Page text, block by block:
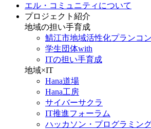
エル・コミュニティについて
プロジェクト紹介
地域の担い手育成
鯖江市地域活性化プランコ
学生団体with
ITの担い手育成
地域×IT
Hana道場
Hana工房
サイバーサクラ
IT推進フォーラム
ハッカソン・プログラミン